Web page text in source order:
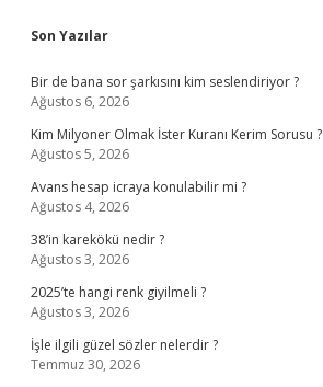
Sidebar
Son Yazılar
Bir de bana sor şarkısını kim seslendiriyor ?
Ağustos 6, 2026
Kim Milyoner Olmak İster Kuranı Kerim Sorusu ?
Ağustos 5, 2026
Avans hesap icraya konulabilir mi ?
Ağustos 4, 2026
38’in karekökü nedir ?
Ağustos 3, 2026
2025’te hangi renk giyilmeli ?
Ağustos 3, 2026
İşle ilgili güzel sözler nelerdir ?
Temmuz 30, 2026